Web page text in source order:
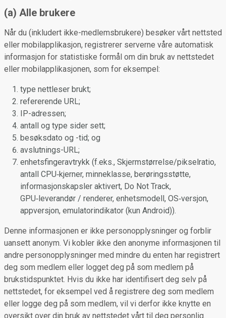
(a) Alle brukere
Når du (inkludert ikke-medlemsbrukere) besøker vårt nettsted
eller mobilapplikasjon, registrerer serverne våre automatisk
informasjon for statistiske formål om din bruk av nettstedet
eller mobilapplikasjonen, som for eksempel:
type nettleser brukt;
refererende URL;
IP-adressen;
antall og type sider sett;
besøksdato og -tid; og
avslutnings-URL;
enhetsfingeravtrykk (f.eks., Skjermstørrelse/pikselratio,
antall CPU‑kjerner, minneklasse, berøringsstøtte,
informasjonskapsler aktivert, Do Not Track,
GPU‑leverandør / renderer, enhetsmodell, OS‑versjon,
appversjon, emulatorindikator (kun Android)).
Denne informasjonen er ikke personopplysninger og forblir
uansett anonym. Vi kobler ikke den anonyme informasjonen til
andre personopplysninger med mindre du enten har registrert
deg som medlem eller logget deg på som medlem på
brukstidspunktet. Hvis du ikke har identifisert deg selv på
nettstedet, for eksempel ved å registrere deg som medlem
eller logge deg på som medlem, vil vi derfor ikke knytte en
oversikt over din bruk av nettstedet vårt til deg personlig.